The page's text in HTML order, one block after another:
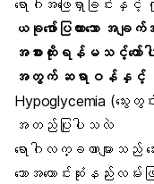
ရောဂါအဖြေရှာခြင်းနှ
ယခုဖော်ပြထားသော အခ
အစားထိုးရန်မသင့်တေ
အတွက် ဆရာဝန်နှင့်
Hypoglycemia (သွေးတွ
အတည်ပြုပါသလဲ
ရောဂါလက္ခဏာများသည်
သောအကောင်းဆုံးနည်းလ